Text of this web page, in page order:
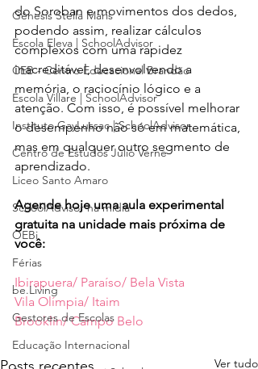
Gênesis Stella Maris
Escola Eleva | SchoolAdvisor
CEB - Centro Educacional Brandão
Escola Villare | SchoolAdvisor
Instituto GayLussac | SchoolAdvisor
Centro de Estudos Júlio Verne
Liceo Santo Amaro
SchoolAdvisor na mídia
OEBi
Férias
be.Living
Gestores de Escolas
Educação Internacional
do Soroban e movimentos dos dedos,
podendo assim, realizar cálculos
complexos com uma rapidez
inacreditável, desenvolvendo a
memória, o raciocínio lógico e a
atenção. Com isso, é possível melhorar
o desempenho não só em matemática,
mas em qualquer outro segmento de
aprendizado.
Agende hoje uma aula experimental
gratuita na unidade mais próxima de
você:
Ibirapuera/ Paraíso/ Bela Vista
Vila Olímpia/ Itaim
Brooklin/ Campo Belo
Ver tudo